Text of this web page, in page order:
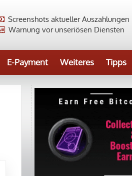
Screenshots aktueller Auszahlungen
Warnung vor unseriösen Diensten
E-Payment Weiteres Tipps